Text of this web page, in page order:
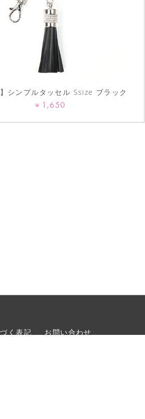
】シンプルタッセル Ssize ブラック
¥ 1,650
く表記 お問い合わせ